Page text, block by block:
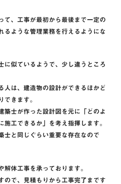
て、工事が最初から最後まで一定の
るような管理業務を行えるようにな
に似ているようで、少し違うところ
人は、建造物の設計ができるほかど
できます。
築士が作った設計図を元に「どのよ
施工できるか」を考え指揮します。
士と同じぐらい重要な存在なので
解体工事を承っております。
ので、見積もりから工事完了まです